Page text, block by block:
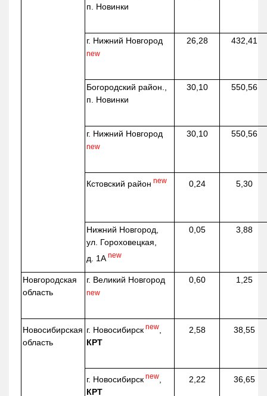
п. Новинки
г. Нижний Новгород
new
26,28 432,41
Богородский район.,
п. Новинки
30,10 550,56
г. Нижний Новгород
new
30,10 550,56
Кстовский район new 0,24 5,30
Нижний Новгород,
ул. Гороховецкая,
д. 1А new
0,05 3,88
Новгородская
область
г. Великий Новгород
new
0,60 1,25
Новосибирская
область
г. Новосибирск new
КРТ
2,58 38,55
г. Новосибирск new
КРТ
2,22 36,65